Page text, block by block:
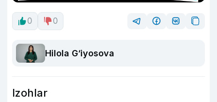
0 0
Hilola G‘iyosova
Izohlar